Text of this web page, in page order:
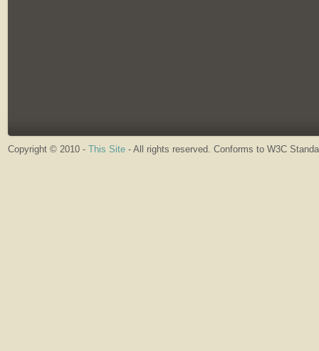
Copyright © 2010 - This Site - All rights reserved. Conforms to W3C